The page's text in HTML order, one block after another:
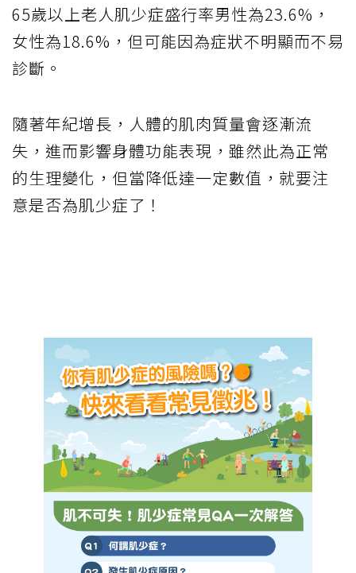
65歲以上老人肌少症盛行率男性為23.6%，
女性為18.6%，但可能因為症狀不明顯而不易
診斷。
隨著年紀增長，人體的肌肉質量會逐漸流
失，進而影響身體功能表現，雖然此為正常
的生理變化，但當降低達一定數值，就要注
意是否為肌少症了！